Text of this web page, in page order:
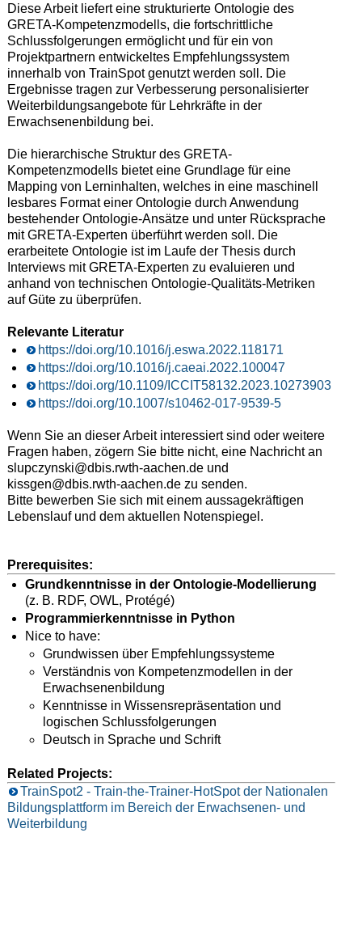
Diese Arbeit liefert eine strukturierte Ontologie des
GRETA-Kompetenzmodells, die fortschrittliche
Schlussfolgerungen ermöglicht und für ein von
Projektpartnern entwickeltes Empfehlungssystem
innerhalb von TrainSpot genutzt werden soll. Die
Ergebnisse tragen zur Verbesserung personalisierter
Weiterbildungsangebote für Lehrkräfte in der
Erwachsenenbildung bei.
Die hierarchische Struktur des GRETA-
Kompetenzmodells bietet eine Grundlage für eine
Mapping von Lerninhalten, welches in eine maschinell
lesbares Format einer Ontologie durch Anwendung
bestehender Ontologie-Ansätze und unter Rücksprache
mit GRETA-Experten überführt werden soll. Die
erarbeitete Ontologie ist im Laufe der Thesis durch
Interviews mit GRETA-Experten zu evaluieren und
anhand von technischen Ontologie-Qualitäts-Metriken
auf Güte zu überprüfen.
Relevante Literatur
https://doi.org/10.1016/j.eswa.2022.118171
https://doi.org/10.1016/j.caeai.2022.100047
https://doi.org/10.1109/ICCIT58132.2023.10273903
https://doi.org/10.1007/s10462-017-9539-5
Wenn Sie an dieser Arbeit interessiert sind oder weitere
Fragen haben, zögern Sie bitte nicht, eine Nachricht an
slupczynski@dbis.rwth-aachen.de und
kissgen@dbis.rwth-aachen.de zu senden.
Bitte bewerben Sie sich mit einem aussagekräftigen
Lebenslauf und dem aktuellen Notenspiegel.
Prerequisites:
Grundkenntnisse in der Ontologie-Modellierung
(z. B. RDF, OWL, Protégé)
Programmierkenntnisse in Python
Nice to have:
Grundwissen über Empfehlungssysteme
Verständnis von Kompetenzmodellen in der
Erwachsenenbildung
Kenntnisse in Wissensrepräsentation und
logischen Schlussfolgerungen
Deutsch in Sprache und Schrift
Related Projects:
TrainSpot2 - Train-the-Trainer-HotSpot der Nationalen
Bildungsplattform im Bereich der Erwachsenen- und
Weiterbildung